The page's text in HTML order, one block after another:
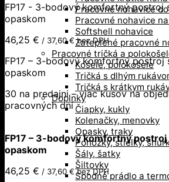
Pracovné nohavice
Pracovné nohavice
Softshell nohavice
Zateplené pracovné
Pracovné tričká a
Košele, polokošele
Tričká s dlhým
Tričká s krátkym
Doplnky
Čiapky, kukly
Kolenačky, menovky
Opasky, traky
Ponožky, stielky,
Šály, šatky
Šiltovky
Spodné prádlo a
FP17 - 3-bodový komfortný postroj
opaskom
46,25 € / 37,60€bez DPH
FP17 – 3-bodový komfortný postroj
opaskom
30 na predajni – viac kusov na
pracovných dní
FP17 – 3-bodový komfortný
opaskom
46,25 € / 37,60 €bez DPH